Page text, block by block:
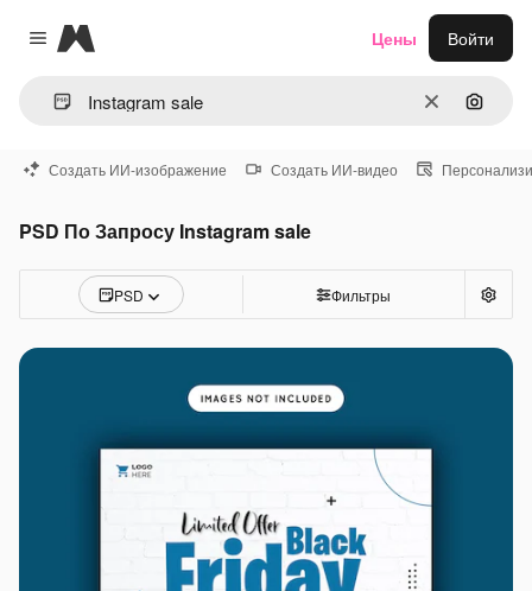
Close menu
Magnific
ОчиститьПоиск
Цены Войти
Создать ИИ-изображение Создать ИИ-видео
PSD По Запросу Instagram sale
PSD Фильтры